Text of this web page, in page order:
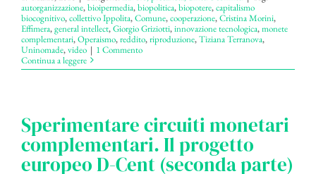
autorganizzazione,bioipermedia,biopolitica,biopotere,capitalismo
biocognitivo,collettivo Ippolita,Comune,cooperazione,Cristina Morini,
Effimera,general intellect,Giorgio Griziotti,innovazione tecnologica,monete
complementari,Operaismo,reddito,riproduzione,Tiziana Terranova,
Uninomade,video | 1 Commento
Continua a leggere
Sperimentare circuiti monetari
complementari. Il progetto
europeo D-Cent (seconda parte)